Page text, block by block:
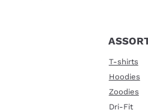
T-shirts
Hoodies
Zoodies
Dri-Fit